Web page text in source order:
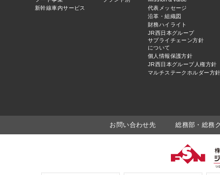
新幹線車内サービス
代表メッセージ
沿革・組織図
財務ハイライト
JR西日本グループ
サプライチェーン方針
について
個人情報保護方針
JR西日本グループ人権方針
マルチステークホルダー方
お問い合わせ先 総務部・総務